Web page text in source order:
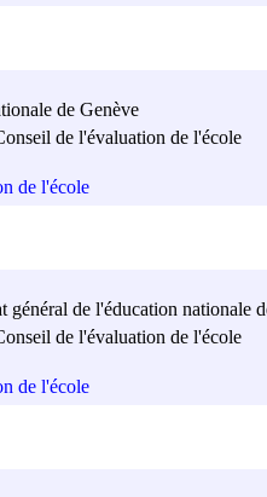
de Genève
de l'évaluation de l'école
de l'école
général de l'éducation
de l'évaluation de l'école
de l'école